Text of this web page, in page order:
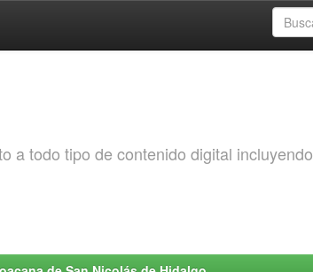
a todo tipo de contenido digital